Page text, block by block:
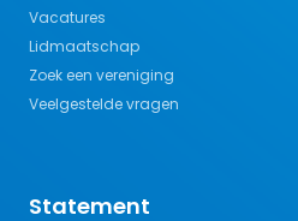
Vacatures
Lidmaatschap
Zoek een vereniging
Veelgestelde vragen
Statement